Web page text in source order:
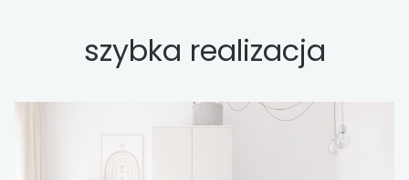
szybka realizacja